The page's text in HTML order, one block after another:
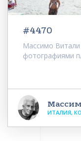
#4470
Массимо
фотографиями
ИТАЛИЯ,